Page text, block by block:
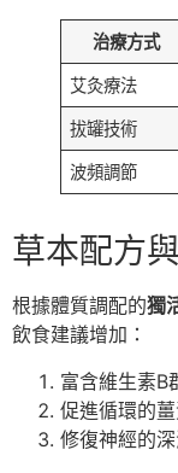
治療方式
艾灸療法
拔罐技術
波頻調節
草本配方
根據體質調配的獨
飲食建議增加：
富含維生素B
促進循環的
修復神經的